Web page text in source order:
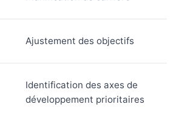
Ajustement des objectifs
Identification des axes de
développement prioritaires